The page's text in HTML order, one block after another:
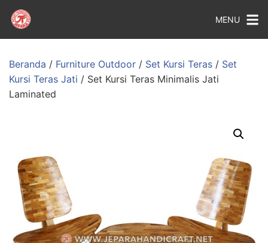
MENU
Beranda / Furniture Outdoor / Set Kursi Teras / Set
Kursi Teras Jati / Set Kursi Teras Minimalis Jati
Laminated